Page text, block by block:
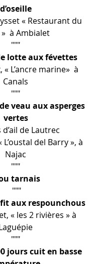
d’oseille
« Restaurant du
à Ambialet
"""
lotte aux févettes
« L’ancre marine»  à
Canals
"""
veau aux asperges
vertes
de Lautrec
L’oustal del Barry », à
Najac
"""
tarnais
"""
aux respounchous
« les 2 rivières » à
"""
jours cuit en basse